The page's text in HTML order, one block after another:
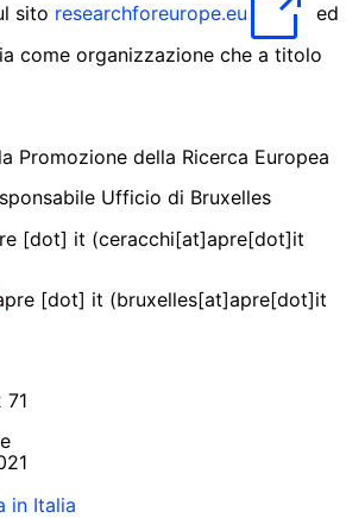
sito researchforeurope.eu
ed
come organizzazione che a titolo
Promozione della Ricerca Europea
Ufficio di Bruxelles
[dot] it (ceracchi[at]apre[dot]it
[dot] it (bruxelles[at]apre[dot]it
in Italia